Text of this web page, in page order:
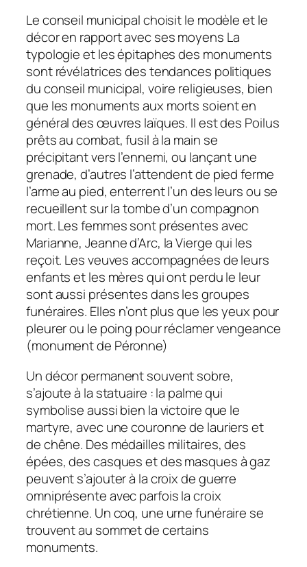
Le conseil municipal choisit le modèle et le
décor en rapport avec ses moyens La
typologie et les épitaphes des monuments
sont révélatrices des tendances politiques
du conseil municipal, voire religieuses, bien
que les monuments aux morts soient en
général des œuvres laïques. Il est des Poilus
prêts au combat, fusil à la main se
précipitant vers l’ennemi, ou lançant une
grenade, d’autres l’attendent de pied ferme
l’arme au pied, enterrent l’un des leurs ou se
recueillent sur la tombe d’un compagnon
mort. Les femmes sont présentes avec
Marianne, Jeanne d’Arc, la Vierge qui les
reçoit. Les veuves accompagnées de leurs
enfants et les mères qui ont perdu le leur
sont aussi présentes dans les groupes
funéraires. Elles n’ont plus que les yeux pour
pleurer ou le poing pour réclamer vengeance
(monument de Péronne)
Un décor permanent souvent sobre,
s’ajoute à la statuaire : la palme qui
symbolise aussi bien la victoire que le
martyre, avec une couronne de lauriers et
de chêne. Des médailles militaires, des
épées, des casques et des masques à gaz
peuvent s’ajouter à la croix de guerre
omniprésente avec parfois la croix
chrétienne. Un coq, une urne funéraire se
trouvent au sommet de certains
monuments.